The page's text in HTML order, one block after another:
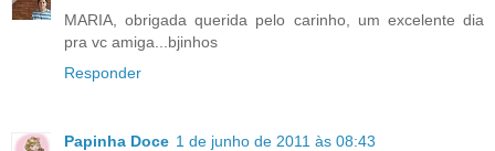
MARIA, obrigada querida pelo carinho, um excelente dia
pra vc amiga...bjinhos
Responder
Papinha Doce 1 de junho de 2011 às 08:43